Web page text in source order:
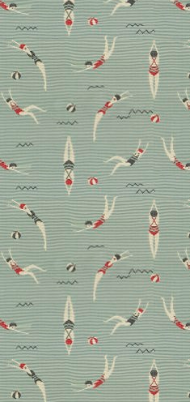
Sobald die Messe
veröffentlicht, sind alle
gerichtet. Welche vier
internationalen Experten
mit umfangreicher Analyse
kommende Jahr
Sie zusammen.
Design